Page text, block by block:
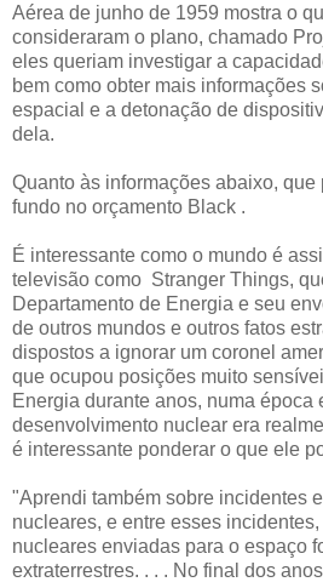
Aérea de junho de 1959 mostra o
consideraram o plano, chamado
eles queriam investigar a
bem como obter mais informações
espacial e a detonação de
dela.
Quanto às informações abaixo,
fundo no orçamento Black .
É interessante como o mundo é
televisão como Stranger Things,
Departamento de Energia e seu
de outros mundos e outros fatos
dispostos a ignorar um coronel
que ocupou posições muito
Energia durante anos, numa época
desenvolvimento nuclear era
é interessante ponderar o que ele
"Aprendi também sobre incidentes
nucleares, e entre esses
nucleares enviadas para o espaço
extraterrestres. . . . No final dos